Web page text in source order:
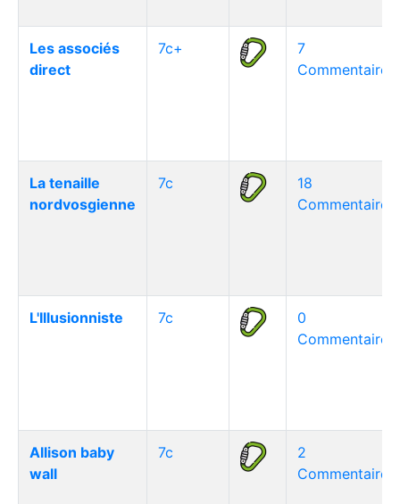
Les associés
direct
7c+
7
La tenaille
nordvosgienne
7c
18
L'Illusionniste 7c
0
Allison baby
wall
7c
2